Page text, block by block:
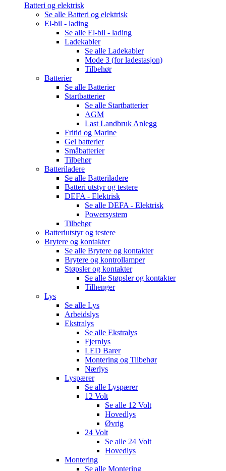
Batteri og elektrisk
Se alle Batteri og elektrisk
El-bil - lading
Se alle El-bil - lading
Ladekabler
Se alle Ladekabler
Mode 3 (for ladestasjon)
Tilbehør
Batterier
Se alle Batterier
Startbatterier
Se alle Startbatterier
AGM
Last Landbruk Anlegg
Fritid og Marine
Gel batterier
Småbatterier
Tilbehør
Batteriladere
Se alle Batteriladere
Batteri utstyr og testere
DEFA - Elektrisk
Se alle DEFA - Elektrisk
Powersystem
Tilbehør
Batteriutstyr og testere
Brytere og kontakter
Se alle Brytere og kontakter
Brytere og kontrollamper
Støpsler og kontakter
Se alle Støpsler og kontakter
Tilhenger
Lys
Se alle Lys
Arbeidslys
Ekstralys
Se alle Ekstralys
Fjernlys
LED Barer
Montering og Tilbehør
Nærlys
Lyspærer
Se alle Lyspærer
12 Volt
Se alle 12 Volt
Hovedlys
Øvrig
24 Volt
Se alle 24 Volt
Hovedlys
Montering
Se alle Montering